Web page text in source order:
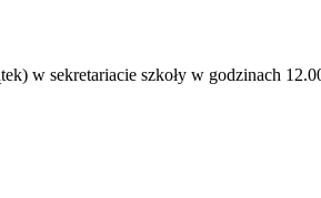
w sekretariacie szkoły w godzinach